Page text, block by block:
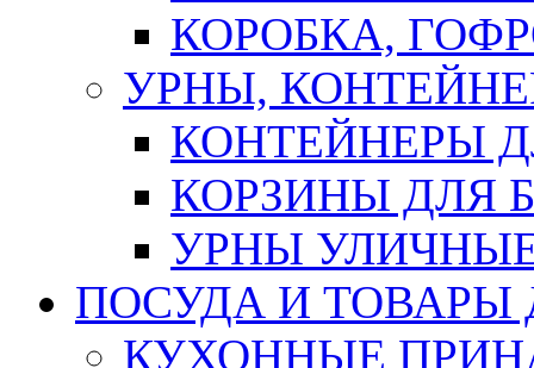
КОРОБКА,
УРНЫ,
КОНТЕЙНЕРЫ
КОРЗИНЫ ДЛЯ
УРНЫ
ПОСУДА И ТОВАРЫ
КУХОННЫЕ